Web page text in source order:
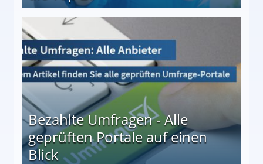
Bezahlte Umfragen - Alle
geprüften Portale auf einen
Blick